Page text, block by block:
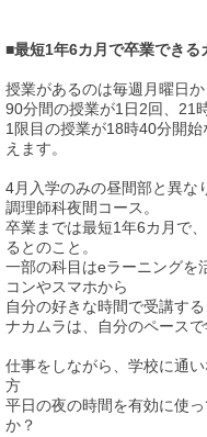
■最短1年6カ月で卒業できる
授業があるのは毎週月曜日か
90分間の授業が1日2回、21
1限目の授業が18時40分開
えます。
4月入学のみの昼間部と異な
調理師科夜間コース。
卒業までは最短1年6カ月で
るとのこと。
一部の科目はeラーニングを
コンやスマホから
自分の好きな時間で受講する
ナカムラは、自分のペース
仕事をしながら、学校に通
方
平日の夜の時間を有効に使
か？